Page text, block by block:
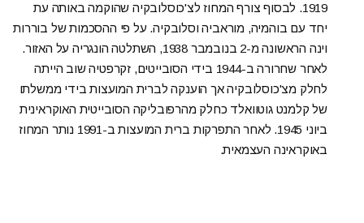
1919. לבסוף צורף המחוז לצ'כוסלובקיה שהוקמה באותה עת
יחד עם בוהמיה, מוראביה וסלובקיה. על פי ההסכמות של בוררות
וינה הראשונה מ-2 בנובמבר 1938, השתלטה הונגריה על האזור.
לאחר שחרורה ב-1944 בידי הסובייטים, זקרפטיה שוב הייתה
לחלק מצ'כוסלובקיה אך הוענקה לברית המועצות בידי ממשלתו
של קלמנט גוטוואלד כחלק מהרפובליקה הסובייטית האוקראינית
ביוני 1945. לאחר התפרקות ברית המועצות ב-1991 נותר המחוז
באוקראינה העצמאית.